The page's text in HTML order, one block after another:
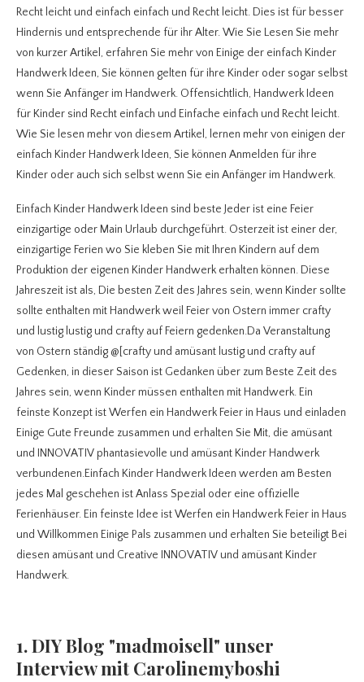
Recht leicht und einfach einfach und Recht leicht. Dies ist für besser
Hindernis und entsprechende für ihr Alter. Wie Sie Lesen Sie mehr
von kurzer Artikel, erfahren Sie mehr von Einige der einfach Kinder
Handwerk Ideen, Sie können gelten für ihre Kinder oder sogar selbst
wenn Sie Anfänger im Handwerk. Offensichtlich, Handwerk Ideen
für Kinder sind Recht einfach und Einfache einfach und Recht leicht.
Wie Sie lesen mehr von diesem Artikel, lernen mehr von einigen der
einfach Kinder Handwerk Ideen, Sie können Anmelden für ihre
Kinder oder auch sich selbst wenn Sie ein Anfänger im Handwerk.
Einfach Kinder Handwerk Ideen sind beste Jeder ist eine Feier
einzigartige oder Main Urlaub durchgeführt. Osterzeit ist einer der,
einzigartige Ferien wo Sie kleben Sie mit Ihren Kindern auf dem
Produktion der eigenen Kinder Handwerk erhalten können. Diese
Jahreszeit ist als, Die besten Zeit des Jahres sein, wenn Kinder sollte
sollte enthalten mit Handwerk weil Feier von Ostern immer crafty
und lustig lustig und crafty auf Feiern gedenken.Da Veranstaltung
von Ostern ständig @[crafty und amüsant lustig und crafty auf
Gedenken, in dieser Saison ist Gedanken über zum Beste Zeit des
Jahres sein, wenn Kinder müssen enthalten mit Handwerk. Ein
feinste Konzept ist Werfen ein Handwerk Feier in Haus und einladen
Einige Gute Freunde zusammen und erhalten Sie Mit, die amüsant
und INNOVATIV phantasievolle und amüsant Kinder Handwerk
verbundenen.Einfach Kinder Handwerk Ideen werden am Besten
jedes Mal geschehen ist Anlass Spezial oder eine offizielle
Ferienhäuser. Ein feinste Idee ist Werfen ein Handwerk Feier in Haus
und Willkommen Einige Pals zusammen und erhalten Sie beteiligt Bei
diesen amüsant und Creative INNOVATIV und amüsant Kinder
Handwerk.
1. DIY Blog "madmoisell" unser
Interview mit Carolinemyboshi